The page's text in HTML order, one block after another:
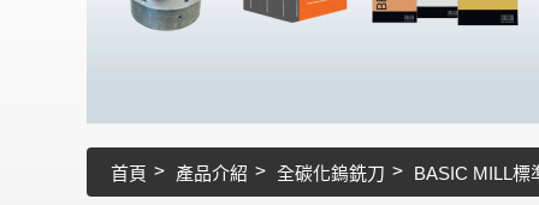
首頁 產品介紹 全碳化鎢銑刀 BASIC MILL標